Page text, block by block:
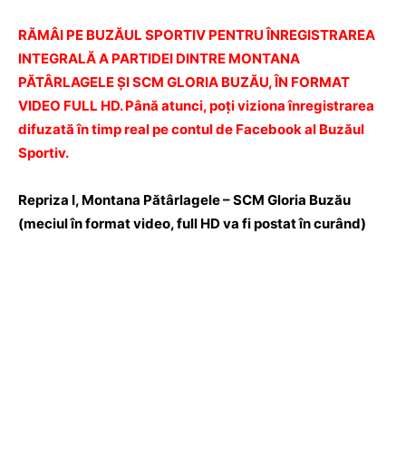
RĂMÂI PE BUZĂUL SPORTIV PENTRU ÎNREGISTRAREA
INTEGRALĂ A PARTIDEI DINTRE MONTANA
PĂTÂRLAGELE ŞI SCM GLORIA BUZĂU, ÎN FORMAT
VIDEO FULL HD. Până atunci, poţi viziona înregistrarea
difuzată în timp real pe contul de Facebook al Buzăul
Sportiv.
Repriza I, Montana Pătârlagele – SCM Gloria Buzău
(meciul în format video, full HD va fi postat în curând)